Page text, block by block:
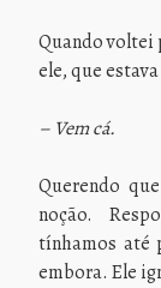
Quando voltei
ele, que
– Vem cá.
Querendo
noção.
tínhamos até
embora. Ele